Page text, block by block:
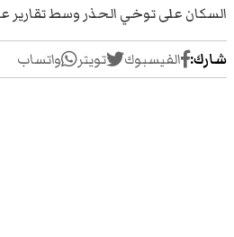
السكان على توخي الحذر وسط تقارير
شارك: الفيسبوك تويتر واتساب